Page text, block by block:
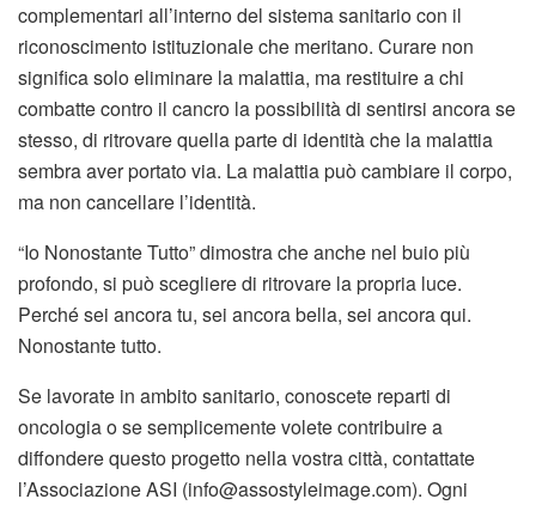
complementari all’interno del sistema sanitario con il
riconoscimento istituzionale che meritano. Curare non
significa solo eliminare la malattia, ma restituire a chi
combatte contro il cancro la possibilità di sentirsi ancora se
stesso, di ritrovare quella parte di identità che la malattia
sembra aver portato via. La malattia può cambiare il corpo,
ma non cancellare l’identità.
“Io Nonostante Tutto” dimostra che anche nel buio più
profondo, si può scegliere di ritrovare la propria luce.
Perché sei ancora tu, sei ancora bella, sei ancora qui.
Nonostante tutto.
Se lavorate in ambito sanitario, conoscete reparti di
oncologia o se semplicemente volete contribuire a
diffondere questo progetto nella vostra città, contattate
l’Associazione ASI (info@assostyleimage.com). Ogni